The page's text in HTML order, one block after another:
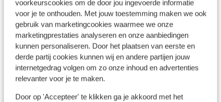
voorkeurscookies om de door jou ingevoerde informatie
voor je te onthouden. Met jouw toestemming maken we ook
gebruik van marketingcookies waarmee we onze
marketingprestaties analyseren en onze aanbiedingen
kunnen personaliseren. Door het plaatsen van eerste en
derde partij cookies kunnen wij en andere partijen jouw
internetgedrag volgen om zo onze inhoud en advertenties
relevanter voor je te maken.
Door op 'Accepteer' te klikken ga je akkoord met het